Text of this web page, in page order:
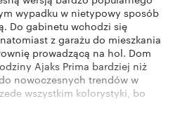
wypadku w nietypowy sposób
Do gabinetu wchodzi się
z garażu do mieszkania
prowadzącą na hol. Dom
Ajaks Prima bardziej niż
nowoczesnych trendów w
wszystkim kolorystyki, bo
elewacji. Całość ocieplają